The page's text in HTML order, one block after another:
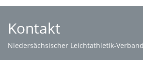
Kontakt
Niedersächsischer Leichtathletik-